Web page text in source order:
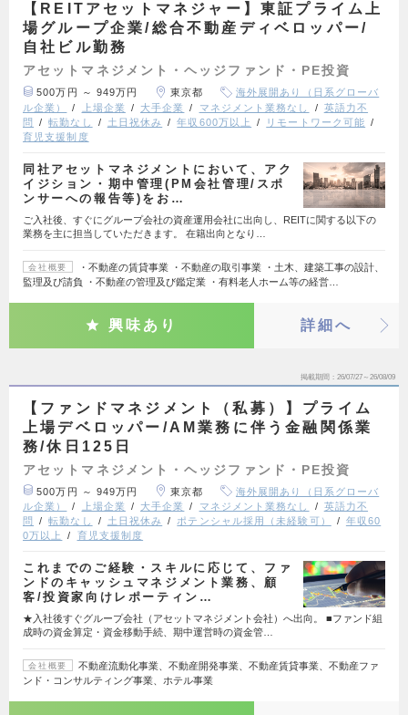
【REITアセットマネジャー】東証プライム上
場グループ企業/総合不動産ディベロッパー/
自社ビル勤務
アセットマネジメント・ヘッジファンド・PE投資
500万円 ～ 949万円 東京都
海外展開あり（日系グローバ
ル企業）
上場企業 大手企業 マネジメント業務なし
英語力不
問
転勤なし 土日祝休み 年収600万以上
リモートワーク可能
育児支援制度
同社アセットマネジメントにおいて、アク
イジション・期中管理(PM会社管理/スポ
ンサーへの報告等)をお…
ご入社後、すぐにグループ会社の資産運用会社に出向し、REITに関する以下の
業務を主に担当していただきます。 在籍出向となり…
会社概要
・不動産の賃貸事業 ・不動産の取引事業 ・土木、建築工事の設計、
監理及び請負 ・不動産の管理及び鑑定業 ・有料老人ホーム等の経営…
興味あり 詳細へ
掲載期間 26/07/27～26/08/09
【ファンドマネジメント（私募）】プライム
上場デベロッパー/AM業務に伴う金融関係業
務/休日125日
アセットマネジメント・ヘッジファンド・PE投資
500万円 ～ 949万円 東京都
海外展開あり（日系グローバ
ル企業）
上場企業 大手企業 マネジメント業務なし
英語力不
問
転勤なし 土日祝休み ポテンシャル採用（未経験可）
年収60
0万以上
育児支援制度
これまでのご経験・スキルに応じて、ファ
ンドのキャッシュマネジメント業務、顧
客/投資家向けレポーティン…
★入社後すぐグループ会社（アセットマネジメント会社）へ出向。 ■ファンド組
成時の資金算定・資金移動手続、期中運営時の資金管…
会社概要
不動産流動化事業、不動産開発事業、不動産賃貸事業、不動産ファ
ンド・コンサルティング事業、ホテル事業